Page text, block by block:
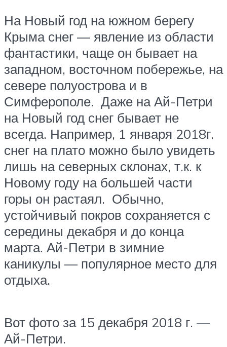
На Новый год на южном берегу
Крыма снег — явление из области
фантастики, чаще он бывает на
западном, восточном побережье, на
севере полуострова и в
Симферополе. Даже на Ай-Петри
на Новый год снег бывает не
всегда. Например, 1 января 2018г.
снег на плато можно было увидеть
лишь на северных склонах, т.к. к
Новому году на большей части
горы он растаял. Обычно,
устойчивый покров сохраняется с
середины декабря и до конца
марта. Ай-Петри в зимние
каникулы — популярное место для
отдыха.
Вот фото за 15 декабря 2018 г. —
Ай-Петри.